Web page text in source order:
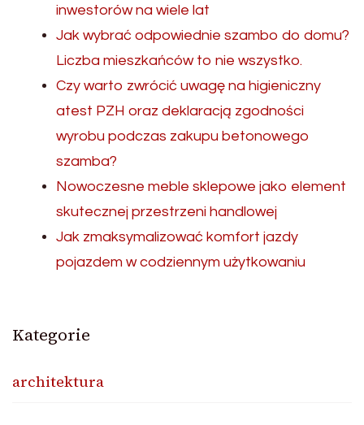
inwestorów na wiele lat
Jak wybrać odpowiednie szambo do domu?
Liczba mieszkańców to nie wszystko.
Czy warto zwrócić uwagę na higieniczny
atest PZH oraz deklaracją zgodności
wyrobu podczas zakupu betonowego
szamba?
Nowoczesne meble sklepowe jako element
skutecznej przestrzeni handlowej
Jak zmaksymalizować komfort jazdy
pojazdem w codziennym użytkowaniu
Kategorie
architektura